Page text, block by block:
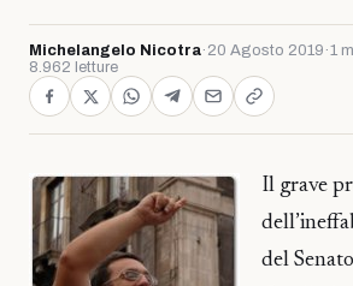
Michelangelo Nicotra· 20 Agosto 2019 ·1
8.962 letture
Il grave
del